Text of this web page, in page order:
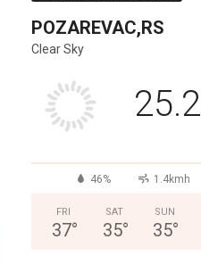
POZAREVAC,RS
Clear Sky
25.2
46% 1.4kmh
FRI
37°
SAT
35°
SUN
35°